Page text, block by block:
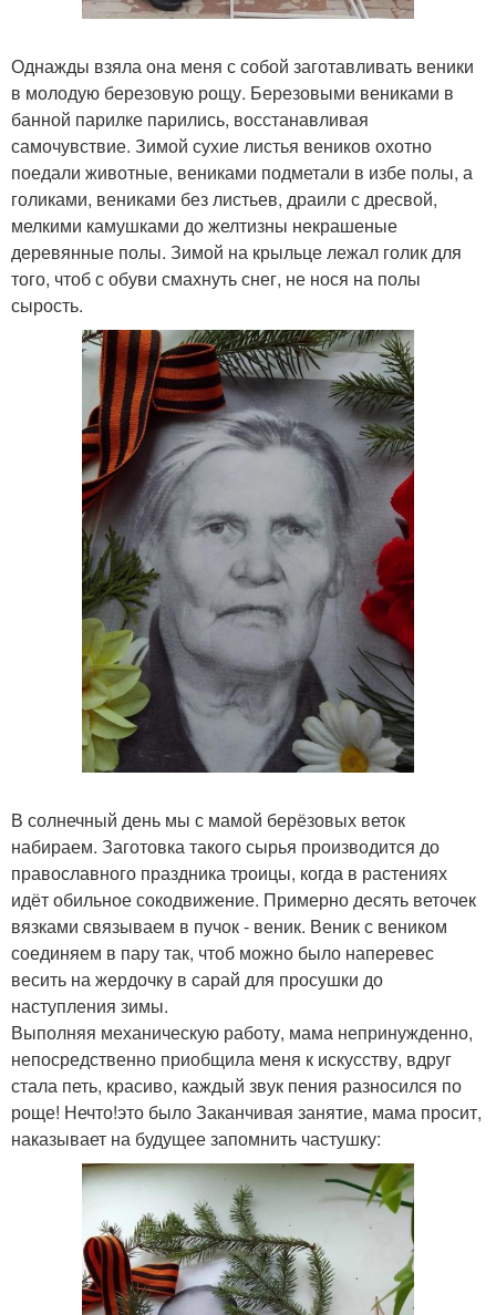
Однажды взяла она меня с собой заготавливать веники
в молодую березовую рощу. Березовыми вениками в
банной парилке парились, восстанавливая
самочувствие. Зимой сухие листья веников охотно
поедали животные, вениками подметали в избе полы, а
голиками, вениками без листьев, драили с дресвой,
мелкими камушками до желтизны некрашеные
деревянные полы. Зимой на крыльце лежал голик для
того, чтоб с обуви смахнуть снег, не нося на полы
сырость.
В солнечный день мы с мамой берёзовых веток
набираем. Заготовка такого сырья производится до
православного праздника троицы, когда в растениях
идёт обильное сокодвижение. Примерно десять веточек
вязками связываем в пучок - веник. Веник с веником
соединяем в пару так, чтоб можно было наперевес
весить на жердочку в сарай для просушки до
наступления зимы.
Выполняя механическую работу, мама непринужденно,
непосредственно приобщила меня к искусству, вдруг
стала петь, красиво, каждый звук пения разносился по
роще! Нечто!это было Заканчивая занятие, мама просит,
наказывает на будущее запомнить частушку: